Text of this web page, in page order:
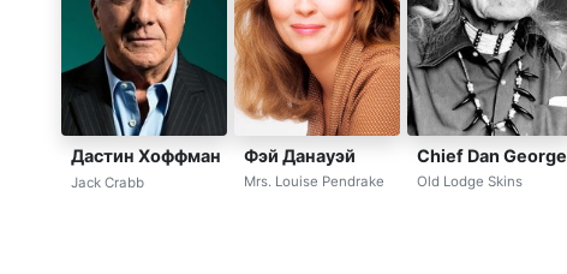
Дастин Хоффман
Jack Crabb
Фэй Данауэй
Mrs. Louise Pendrake
Chief Dan George
Old Lodge Skins